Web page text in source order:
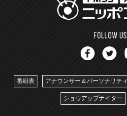
番組表 アナウンサー＆パーソナリテ
ショウアップナイター